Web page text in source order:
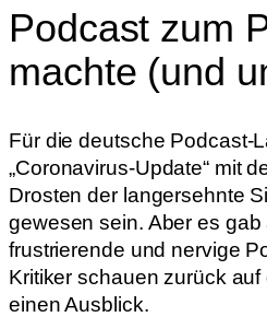
Podcast zum
machte (und
Für die deutsche Podcast-
„Coronavirus-Update“ mit
Drosten der langersehnte
gewesen sein. Aber es gab
frustrierende und nervige
Kritiker schauen zurück
einen Ausblick.